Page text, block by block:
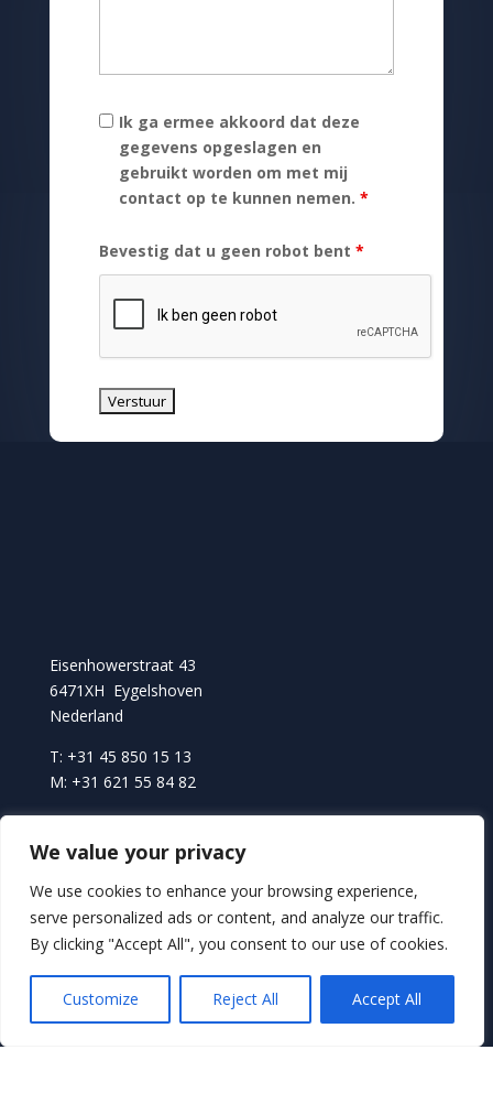
We value your privacy
We use cookies to enhance your browsing experience,
serve personalized ads or content, and analyze our traffic.
By clicking "Accept All", you consent to our use of cookies.
Customize Reject All Accept All
gegevens opgeslagen en
contact op te kunnen nemen.
Eisenhowerstraat 43
M: +31 621 55 84 82
MENU